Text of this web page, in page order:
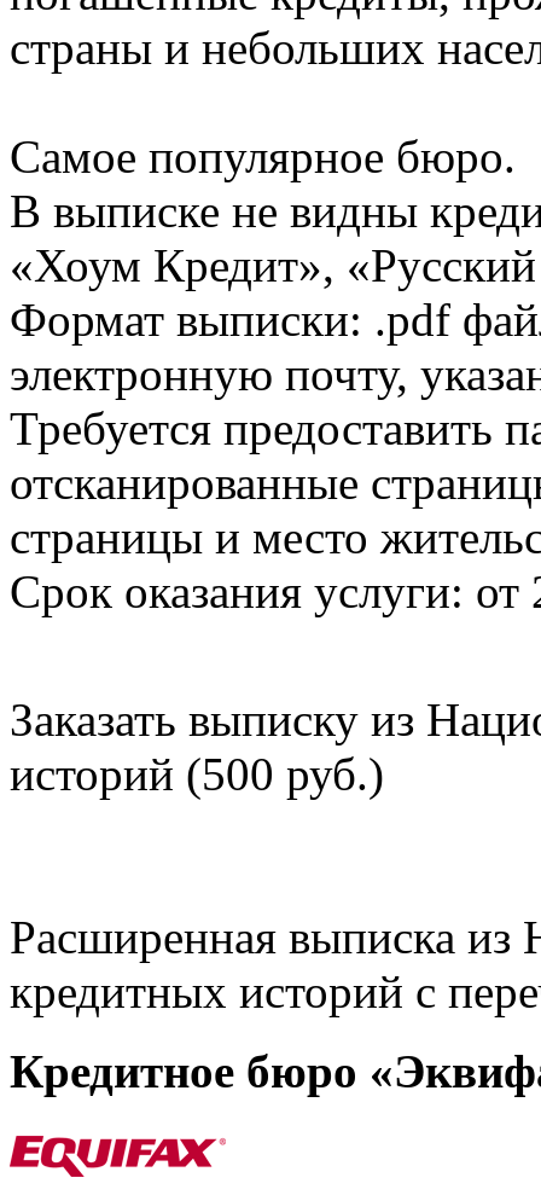
страны и небольших
Самое популярное бюро.
В выписке не видны
«Хоум Кредит»,
Формат выписки: .pdf
электронную почту,
Требуется предоставить
отсканированные
страницы и место
Срок оказания услуги: от
Заказать выписку из
историй (500 руб.)
Расширенная выписка из
кредитных историй с
Кредитное бюро